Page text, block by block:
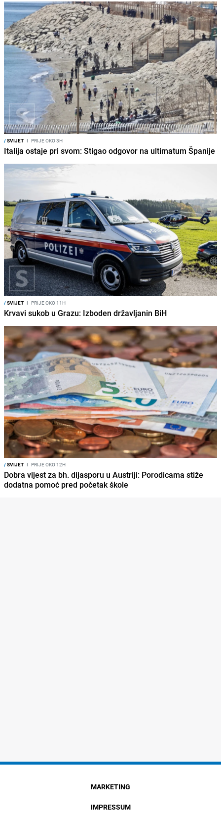
/SVIJET I PRIJE OKO 3H
Italija ostaje pri svom: Stigao odgovor na ultimatum Španije
/SVIJET I PRIJE OKO 11H
Krvavi sukob u Grazu: Izboden državljanin BiH
/SVIJET I PRIJE OKO 12H
Dobra vijest za bh. dijasporu u Austriji: Porodicama stiže
dodatna pomoć pred početak škole
MARKETING
IMPRESSUM